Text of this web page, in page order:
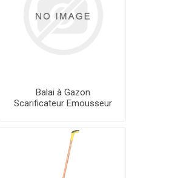
Balai à Gazon
Scarificateur Emousseur